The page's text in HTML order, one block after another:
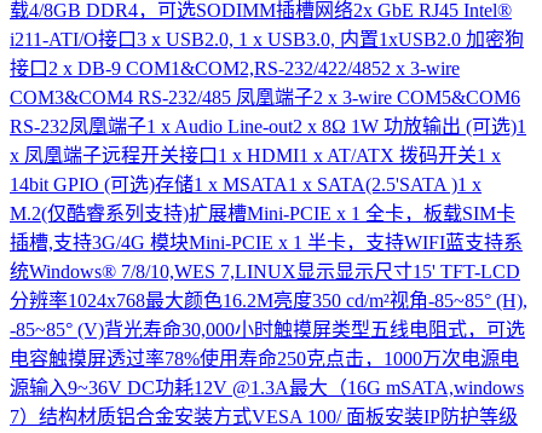
载4/8GB DDR4，可选SODIMM插槽网络2x GbE RJ45 Intel®
i211-ATI/O接口3 x USB2.0, 1 x USB3.0, 内置1xUSB2.0 加密狗
接口2 x DB-9 COM1&COM2,RS-232/422/4852 x 3-wire
COM3&COM4 RS-232/485 凤凰端子2 x 3-wire COM5&COM6
RS-232凤凰端子1 x Audio Line-out2 x 8Ω 1W 功放输出 (可选)1
x 凤凰端子远程开关接口1 x HDMI1 x AT/ATX 拨码开关1 x
14bit GPIO (可选)存储1 x MSATA1 x SATA(2.5'SATA )1 x
M.2(仅酷睿系列支持)扩展槽Mini-PCIE x 1 全卡，板载SIM卡
插槽,支持3G/4G 模块Mini-PCIE x 1 半卡，支持WIFI蓝支持系
统Windows® 7/8/10,WES 7,LINUX显示显示尺寸15' TFT-LCD
分辨率1024x768最大颜色16.2M亮度350 cd/m²视角-85~85° (H),
-85~85° (V)背光寿命30,000小时触摸屏类型五线电阻式，可选
电容触摸屏透过率78%使用寿命250克点击，1000万次电源电
源输入9~36V DC功耗12V @1.3A最大（16G mSATA,windows
7）结构材质铝合金安装方式VESA 100/ 面板安装IP防护等级